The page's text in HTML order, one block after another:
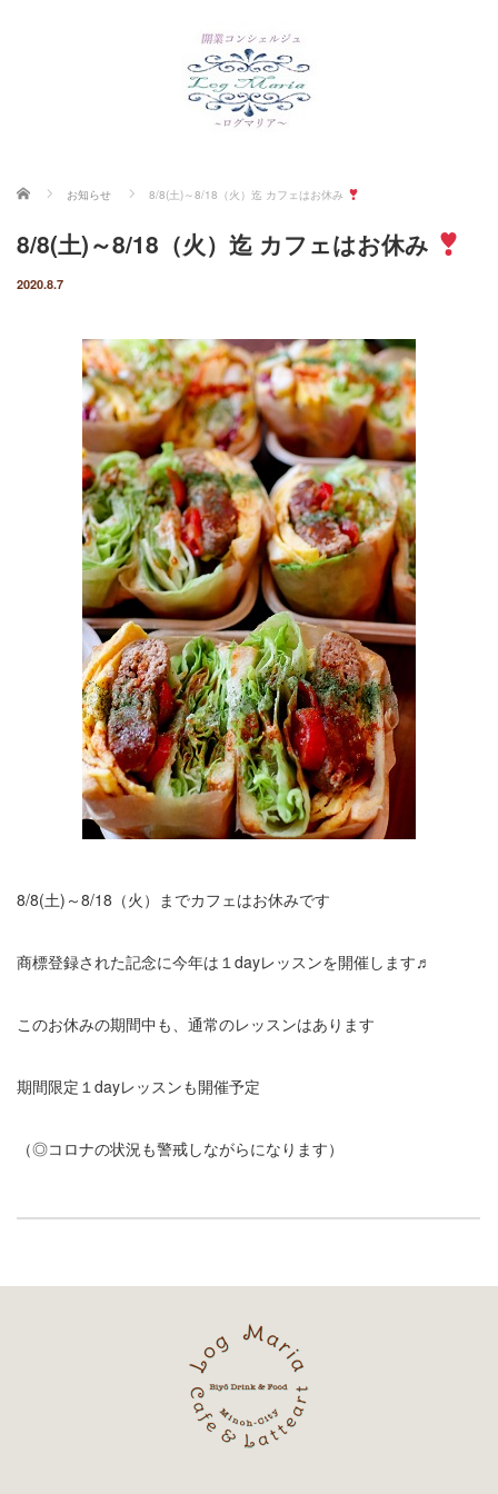
ホーム お知らせ 8/8(土)～8/18（火）迄 カフェはお休み
8/8(土)～8/18（火）迄 カフェはお休み
2020.8.7
8/8(土)～8/18（火）までカフェはお休みです
商標登録された記念に今年は１dayレッスンを開催します♬
このお休みの期間中も、通常のレッスンはあります
期間限定１dayレッスンも開催予定
（◎コロナの状況も警戒しながらになります）